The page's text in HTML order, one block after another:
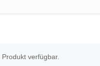
verfügbar.